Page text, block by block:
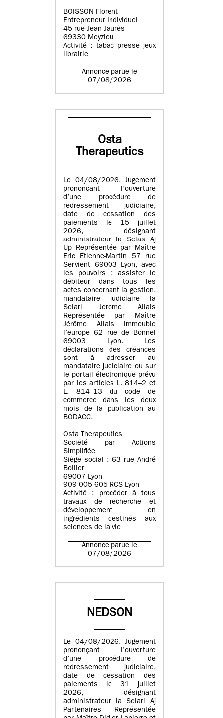
BOISSON Florent
Entrepreneur Individuel
45 rue Jean Jaurès
69330 Meyzieu
Activité : tabac presse jeux
librairie
Annonce parue le
07/08/2026
Osta
Therapeutics
Le 04/08/2026. Jugement
prononçant l’ouverture
d’une procédure de
redressement judiciaire,
date de cessation des
paiements le 15 juillet
2026, désignant
administrateur la Selas Aj
Up Représentée par Maître
Eric Etienne-Martin 57 rue
Servient 69003 Lyon, avec
les pouvoirs : assister le
débiteur dans tous les
actes concernant la gestion,
mandataire judiciaire la
Selarl Jerome Allais
Représentée par Maître
Jérôme Allais immeuble
l’europe 62 rue de Bonnel
69003 Lyon. Les
déclarations des créances
sont à adresser au
mandataire judiciaire ou sur
le portail électronique prévu
par les articles L. 814–2 et
L. 814–13 du code de
commerce dans les deux
mois de la publication au
BODACC.
Osta Therapeutics
Société par Actions
Simplifiée
Siège social : 63 rue André
Bollier
69007 Lyon
909 005 605 RCS Lyon
Activité : procéder à tous
travaux de recherche et
développement en
ingrédients destinés aux
sciences de la vie
Annonce parue le
07/08/2026
NEDSON
Le 04/08/2026. Jugement
prononçant l’ouverture
d’une procédure de
redressement judiciaire,
date de cessation des
paiements le 31 juillet
2026, désignant
administrateur la Selarl Aj
Partenaires Représentée